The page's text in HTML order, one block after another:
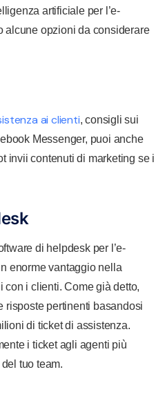
artificiale per l’e-
alcune opzioni da considerare
ai clienti, consigli sui
Messenger, puoi anche
invii contenuti di marketing se i
di helpdesk per l’e-
enorme vantaggio nella
i clienti. Come già detto,
risposte pertinenti basandosi
di ticket di assistenza.
i ticket agli agenti più
tuo team.